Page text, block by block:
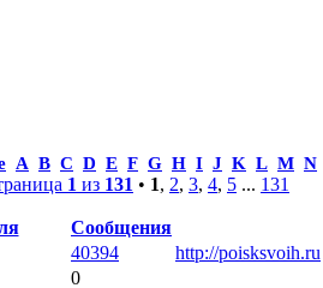
A B C D E F G H I J K L M N
1 из 131 • 1, 2, 3, 4, 5 ... 131
Сообщения
40394 http://poisksvoih.ru
0